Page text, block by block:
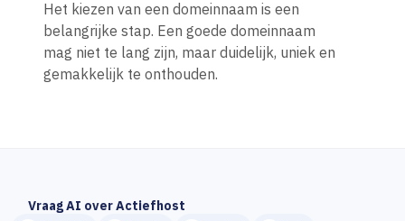
Het kiezen van een domeinnaam is een
belangrijke stap. Een goede domeinnaam
mag niet te lang zijn, maar duidelijk, uniek en
gemakkelijk te onthouden.
Vraag AI over Actiefhost